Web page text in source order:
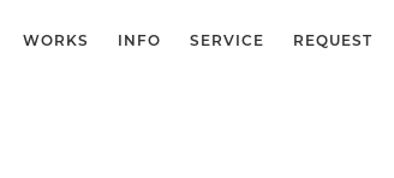
WORKS INFO SERVICE REQUEST